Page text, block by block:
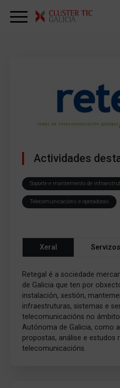
Actividades
Soporte e mantemento de
Telecomunicacións e operadoras
Xeral Servizos
Retegal é a sociedade
de Galicia que ten por
instalación, xestión,
infraestruturas, sistemas e
telecomunicacións no
Autónoma de Galicia, como
propostas, análise e estudos
telecomunicacións.